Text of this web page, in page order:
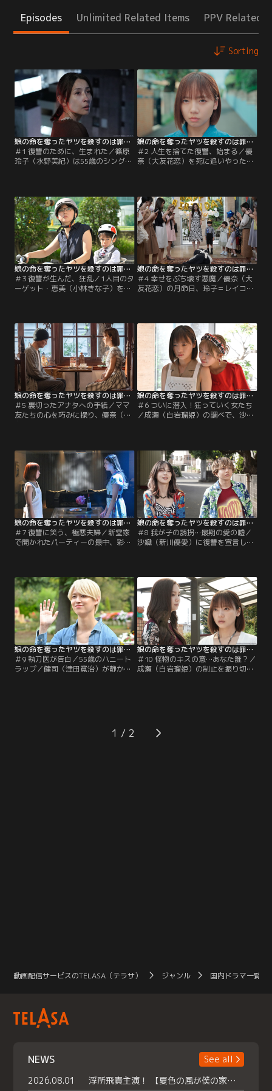
Episodes Unlimited Related Items PPV Related
Sorting
娘の命を奪ったヤツを殺すのは罪ですか？（2025/10/07放送分）第01話
＃1 復讐のために、生まれた／篠原
玲子（水野美紀）は55歳のシングル
マザー。娘の優奈（大友花恋）が結
な日々を送っていた。だが圭太の5
歳の誕生日、そんな慎ましい幸せは
一瞬にして奪われた。玲子の目の前
で、優奈と圭太がマンションから飛
び降りたのだ。優奈はまもなく死
亡。圭太は意識不明の重体に。
娘の命を奪ったヤツを殺すのは罪ですか？（2025/10/14放送分）第02話
＃2 人生を捨てた復讐、始まる／優
奈（大友花恋）を死に追いやったマ
マ友たちに復讐するため、別人に生
で25歳のレイコ（齊藤京子）の姿を
手に入れると、母親から虐待されて
いた少年・空（佐藤大空）を預か
り、新米ママになりすまして圭太
（日影琉叶）が通っていた幼稚園に
潜り込む。レイコは…。
娘の命を奪ったヤツを殺すのは罪ですか？（2025/10/21放送分）第03話
＃3 復讐が生んだ、狂乱／1人目のタ
ーゲット・恵美（小林きな子）を破
る復讐へと突き進む。そんなレイコ
にママ友グループの細川理佐子（峯
岸みなみ）が疑念を抱き始めてい
た。優奈（大友花恋）が飛び降りて
亡くなった後、事故物件となったマ
ンションの部屋に…。
娘の命を奪ったヤツを殺すのは罪ですか？（2025/10/28放送分）第04話
＃4 幸せをぶち壊す悪魔／優奈（大
友花恋）の月命日、玲子＝レイコ
詰めたママ友グループのひとり・長
尾由紀子（水嶋凜）だった。思わず
呼び止めたレイコは由紀子を自宅に
招き入れ、由紀子だけがなぜ死を悼
むのか問いかける。
娘の命を奪ったヤツを殺すのは罪ですか？（2025/11/04放送分）第05話
＃5 裏切ったアナタへの手紙／ママ
友たちの心を巧みに操り、優奈（大
友花恋）に攻撃を向けさせる沙織
コ（水野美紀／齊藤京子）は、沙織
を二度と這い上がれない奈落の底に
突き落とそうと誓う。そんな折、レ
イコは思わぬ人と再会する。
娘の命を奪ったヤツを殺すのは罪ですか？（2025/11/11放送分）第06話
＃6 ついに潜入！狂っていく女たち
／成瀬（白岩瑠姫）の調べで、沙織
が浮上。玲子＝レイコ（水野美紀／
齊藤京子）が夫と娘を奪われ、家族
がバラバラになった原因はすべて新
堂家にあったのだ。復讐に燃えるレ
イコが沙織に狙いを定めるなか…。
娘の命を奪ったヤツを殺すのは罪ですか？（2025/11/18放送分）第07話
＃7 復讐に笑う、極悪夫婦／新堂家
で開かれたパーティーの最中、彩
の娘は別の男性との不貞の果てに生
まれた子どもだったのだ。騙されて
いたと知った夫から罵倒され、一方
的に関係を終えられた彩は半狂乱
に。暴露を仕組んだのはレイコ（齊
藤京子）と決めつけ…。
娘の命を奪ったヤツを殺すのは罪ですか？（2025/11/25放送分）第08話
＃8 我が子の誘拐…最期の愛の嘘／
沙織（新川優愛）に復讐を宣言した
の秘密を探り出す手がかりは断たれ
てしまう。末期ガンに冒された健司
（津田寛治）の命があるうちに復讐
を遂げたいと願うレイコは、焦りを
募らせる。そんな折、レイコのマン
ションに…。
娘の命を奪ったヤツを殺すのは罪ですか？（2025/12/02放送分）第09話
＃9 執刀医が告白／55歳のハニート
ラップ／健司（津田寛治）が静かに
をむくレイコの正体を暴こうと躍起
になっていた沙織（新川優愛）は、
娘の命を奪ったヤツを殺すのは罪ですか？（2025/12/09放送分）第10話
＃10 怪物のキスの意…あなた誰？／
成瀬（白岩瑠姫）の制止を振り切
テルで密会する姿を目撃してしま
う。優奈の死を誰よりも悲しんでい
1
動画配信サービスのTELASA（テラサ） ジャンル 国内ドラマ一覧（
NEWS
See all
2026.08.01
浮所飛貴主演！ 【夏色の風が僕の家にやってきた】 本日よりテラサで独占配信スタート！